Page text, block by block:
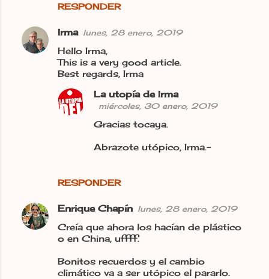
RESPONDER
Irma lunes, 28 enero, 2019
Hello Irma,
This is a very good article.
Best regards, Irma
RESPONDER
La utopía de Irma
miércoles, 30 enero, 2019
Gracias tocaya.
Abrazote utópico, Irma.-
Enrique Chapín lunes, 28 enero, 2019
Creía que ahora los hacían de plástico
o en China, uffff.
Bonitos recuerdos y el cambio
climático va a ser utópico el pararlo.